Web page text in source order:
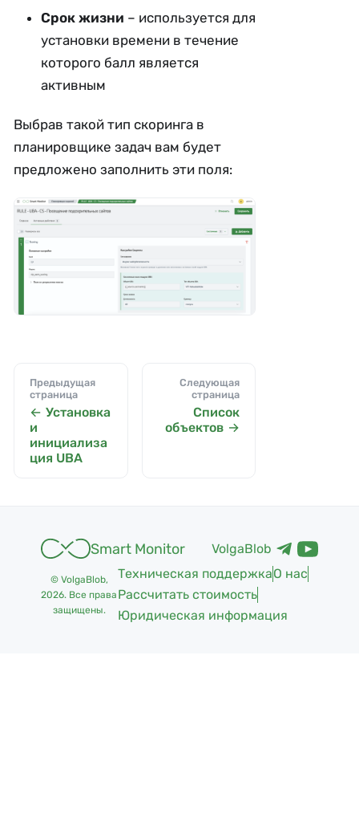
Срок жизни – используется для
установки времени в течение
которого балл является
активным
Выбрав такой тип скоринга в
планировщике задач вам будет
предложено заполнить эти поля:
Предыдущая
страница
Установка
и
инициализа
ция UBA
Следующая
страница
Список
объектов
Smart Monitor VolgaBlob
© VolgaBlob,
2026. Все права
защищены.
Техническая поддержкаО нас
Рассчитать стоимость
Юридическая информация